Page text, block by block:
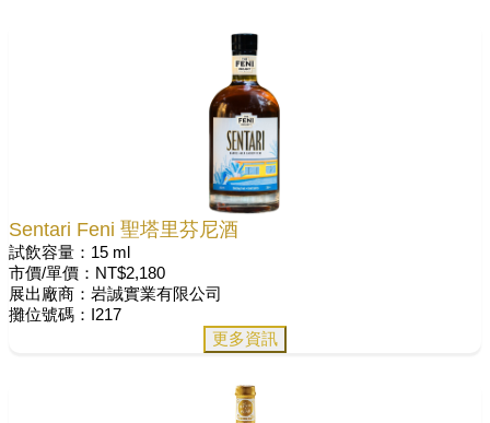
Sentari Feni 聖塔里芬尼酒
試飲容量：15 ml
市價/單價：NT$2,180
展出廠商：岩誠實業有限公司
攤位號碼：I217
更多資訊